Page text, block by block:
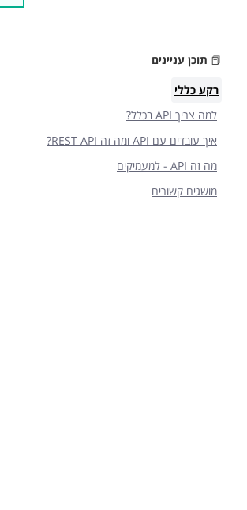
📕 תוכן עניינים
רקע כללי
למה צריך API בכלל?
איך עובדים עם API ומה זה REST API?‍
מה זה API - למעמיקים
מושגים קשורים